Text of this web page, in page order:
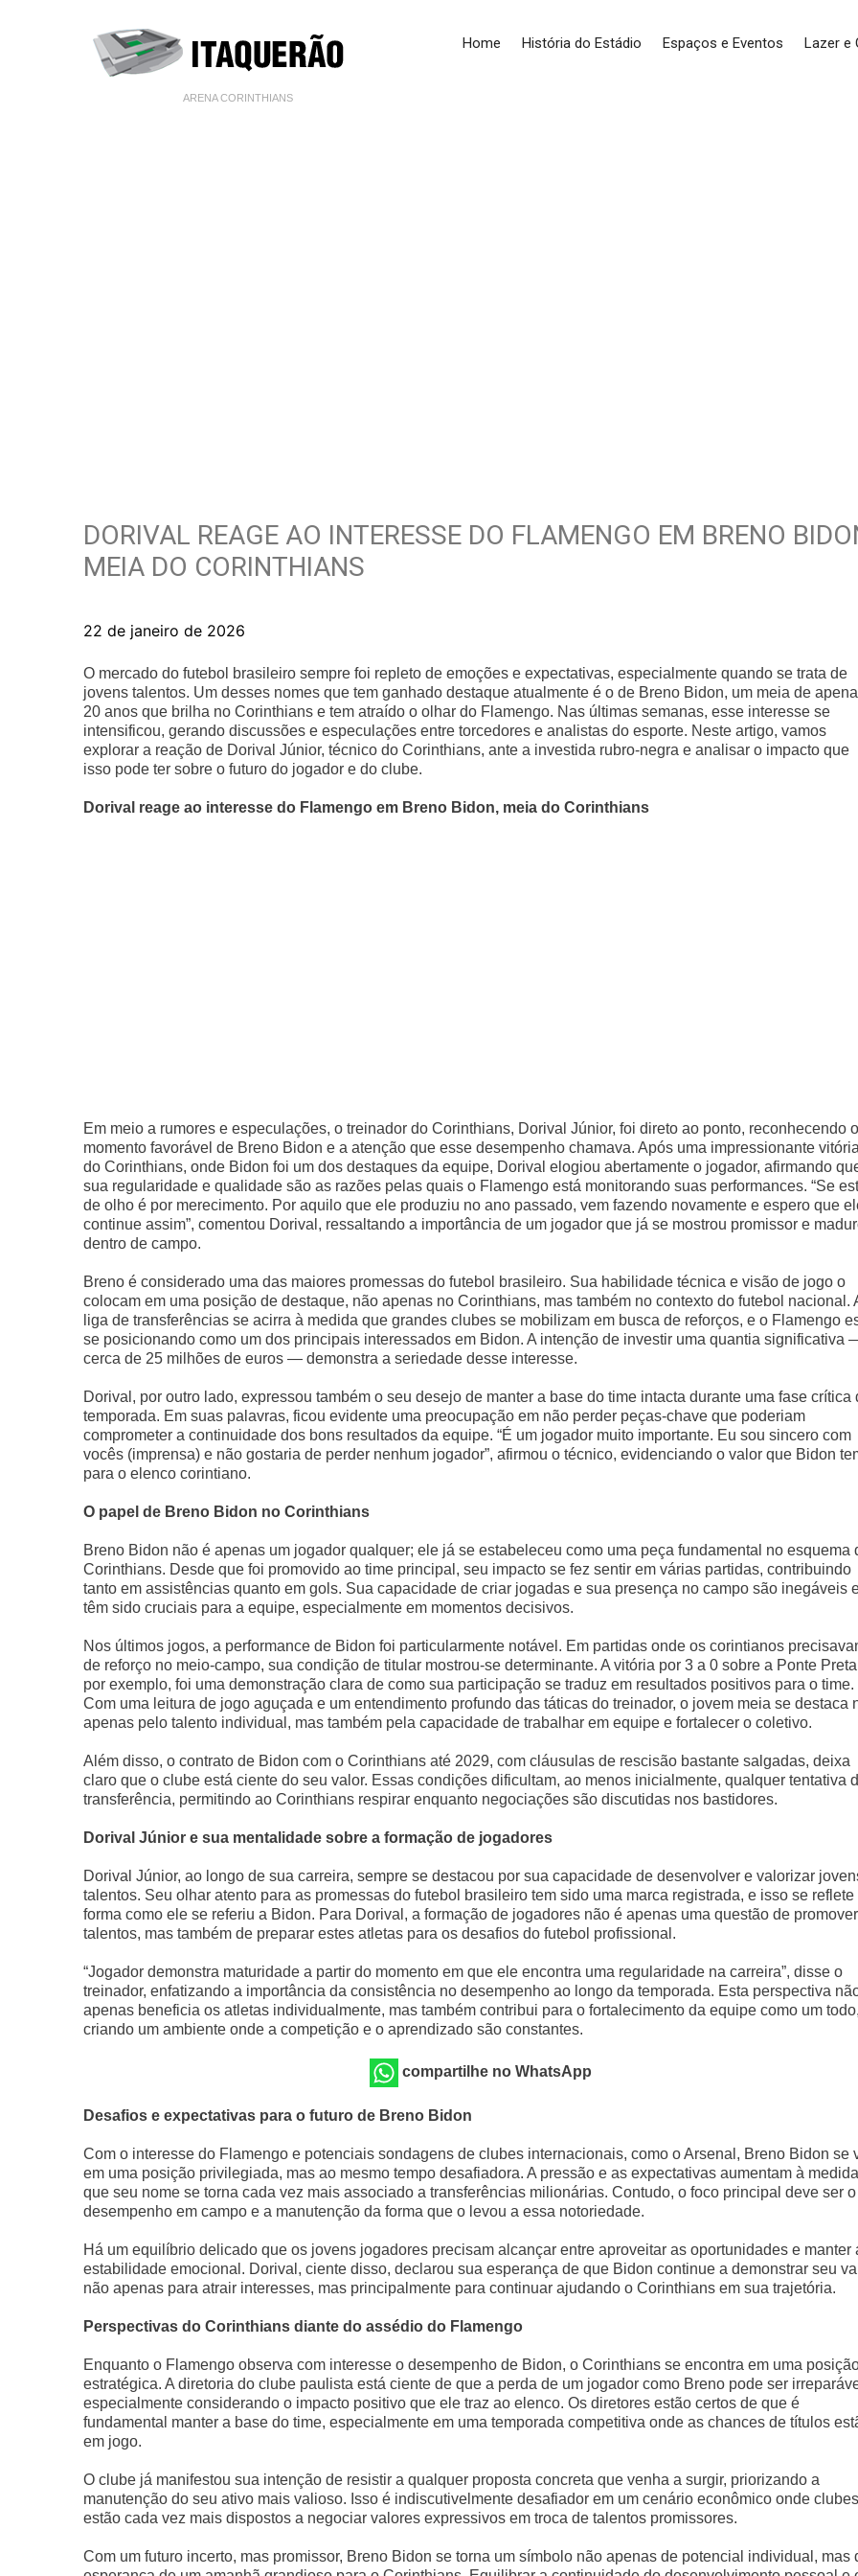
ARENA CORINTHIANS
Home História do Estádio Espaços e Eventos Lazer e
DORIVAL REAGE AO INTERESSE DO FLAMENGO EM BRENO
MEIA DO CORINTHIANS
22 de janeiro de 2026
O mercado do futebol brasileiro sempre foi repleto de emoções e expectativas, especialmente quando se trata de
jovens talentos. Um desses nomes que tem ganhado destaque atualmente é o de Breno Bidon, um meia de
20 anos que brilha no Corinthians e tem atraído o olhar do Flamengo. Nas últimas semanas, esse interesse se
intensificou, gerando discussões e especulações entre torcedores e analistas do esporte. Neste artigo, vamos
explorar a reação de Dorival Júnior, técnico do Corinthians, ante a investida rubro-negra e analisar o impacto que
isso pode ter sobre o futuro do jogador e do clube.
Dorival reage ao interesse do Flamengo em Breno Bidon, meia do Corinthians
Em meio a rumores e especulações, o treinador do Corinthians, Dorival Júnior, foi direto ao ponto, reconhecendo o
momento favorável de Breno Bidon e a atenção que esse desempenho chamava. Após uma impressionante vitória
do Corinthians, onde Bidon foi um dos destaques da equipe, Dorival elogiou abertamente o jogador, afirmando
sua regularidade e qualidade são as razões pelas quais o Flamengo está monitorando suas performances. “Se
de olho é por merecimento. Por aquilo que ele produziu no ano passado, vem fazendo novamente e espero que
continue assim”, comentou Dorival, ressaltando a importância de um jogador que já se mostrou promissor e
dentro de campo.
Breno é considerado uma das maiores promessas do futebol brasileiro. Sua habilidade técnica e visão de jogo o
colocam em uma posição de destaque, não apenas no Corinthians, mas também no contexto do futebol nacional.
liga de transferências se acirra à medida que grandes clubes se mobilizam em busca de reforços, e o Flamengo
se posicionando como um dos principais interessados em Bidon. A intenção de investir uma quantia significativa
cerca de 25 milhões de euros — demonstra a seriedade desse interesse.
Dorival, por outro lado, expressou também o seu desejo de manter a base do time intacta durante uma fase crítica
temporada. Em suas palavras, ficou evidente uma preocupação em não perder peças-chave que poderiam
comprometer a continuidade dos bons resultados da equipe. “É um jogador muito importante. Eu sou sincero com
vocês (imprensa) e não gostaria de perder nenhum jogador”, afirmou o técnico, evidenciando o valor que Bidon
para o elenco corintiano.
O papel de Breno Bidon no Corinthians
Breno Bidon não é apenas um jogador qualquer; ele já se estabeleceu como uma peça fundamental no esquema
Corinthians. Desde que foi promovido ao time principal, seu impacto se fez sentir em várias partidas, contribuindo
tanto em assistências quanto em gols. Sua capacidade de criar jogadas e sua presença no campo são inegáveis
têm sido cruciais para a equipe, especialmente em momentos decisivos.
Nos últimos jogos, a performance de Bidon foi particularmente notável. Em partidas onde os corintianos
de reforço no meio-campo, sua condição de titular mostrou-se determinante. A vitória por 3 a 0 sobre a Ponte
por exemplo, foi uma demonstração clara de como sua participação se traduz em resultados positivos para o time.
Com uma leitura de jogo aguçada e um entendimento profundo das táticas do treinador, o jovem meia se destaca
apenas pelo talento individual, mas também pela capacidade de trabalhar em equipe e fortalecer o coletivo.
Além disso, o contrato de Bidon com o Corinthians até 2029, com cláusulas de rescisão bastante salgadas, deixa
claro que o clube está ciente do seu valor. Essas condições dificultam, ao menos inicialmente, qualquer tentativa
transferência, permitindo ao Corinthians respirar enquanto negociações são discutidas nos bastidores.
Dorival Júnior e sua mentalidade sobre a formação de jogadores
Dorival Júnior, ao longo de sua carreira, sempre se destacou por sua capacidade de desenvolver e valorizar
talentos. Seu olhar atento para as promessas do futebol brasileiro tem sido uma marca registrada, e isso se reflete
forma como ele se referiu a Bidon. Para Dorival, a formação de jogadores não é apenas uma questão de promover
talentos, mas também de preparar estes atletas para os desafios do futebol profissional.
“Jogador demonstra maturidade a partir do momento em que ele encontra uma regularidade na carreira”, disse o
treinador, enfatizando a importância da consistência no desempenho ao longo da temporada. Esta perspectiva
apenas beneficia os atletas individualmente, mas também contribui para o fortalecimento da equipe como um todo,
criando um ambiente onde a competição e o aprendizado são constantes.
compartilhe no WhatsApp
Desafios e expectativas para o futuro de Breno Bidon
Com o interesse do Flamengo e potenciais sondagens de clubes internacionais, como o Arsenal, Breno Bidon se
em uma posição privilegiada, mas ao mesmo tempo desafiadora. A pressão e as expectativas aumentam à medida
que seu nome se torna cada vez mais associado a transferências milionárias. Contudo, o foco principal deve ser o
desempenho em campo e a manutenção da forma que o levou a essa notoriedade.
Há um equilíbrio delicado que os jovens jogadores precisam alcançar entre aproveitar as oportunidades e manter
estabilidade emocional. Dorival, ciente disso, declarou sua esperança de que Bidon continue a demonstrar seu
não apenas para atrair interesses, mas principalmente para continuar ajudando o Corinthians em sua trajetória.
Perspectivas do Corinthians diante do assédio do Flamengo
Enquanto o Flamengo observa com interesse o desempenho de Bidon, o Corinthians se encontra em uma
estratégica. A diretoria do clube paulista está ciente de que a perda de um jogador como Breno pode ser
especialmente considerando o impacto positivo que ele traz ao elenco. Os diretores estão certos de que é
fundamental manter a base do time, especialmente em uma temporada competitiva onde as chances de títulos
em jogo.
O clube já manifestou sua intenção de resistir a qualquer proposta concreta que venha a surgir, priorizando a
manutenção do seu ativo mais valioso. Isso é indiscutivelmente desafiador em um cenário econômico onde clubes
estão cada vez mais dispostos a negociar valores expressivos em troca de talentos promissores.
Com um futuro incerto, mas promissor, Breno Bidon se torna um símbolo não apenas de potencial individual, mas